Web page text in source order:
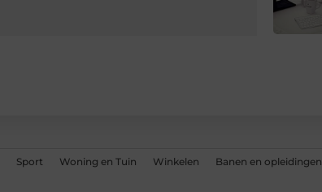
Sport Woning en Tuin Winkelen Banen en opleidingen